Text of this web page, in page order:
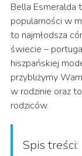
Bella Esmeralda
popularności w
to najmłodsza
świecie –
hiszpańskiej
przybliżymy
w rodzinie oraz
rodziców.
Spis treści: